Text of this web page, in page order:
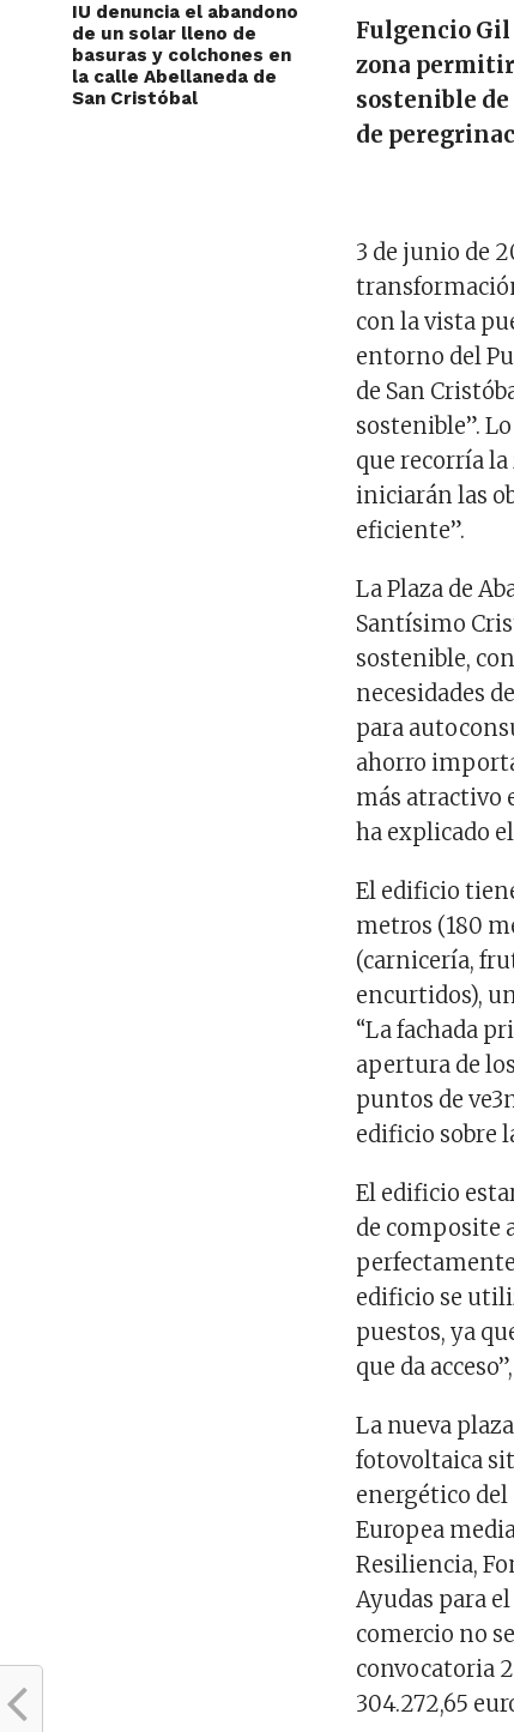
IU denuncia el abandono
de un solar lleno de
basuras y colchones en
la calle Abellaneda de
San Cristóbal
Fulgencio Gil
zona
sostenible
de
3 de junio de
con la vista
entorno del
de San
sostenible”.
que recorría
iniciarán las
eficiente”.
La Plaza de
Santísimo
sostenible,
necesidades
para
ahorro
más atractivo
ha explicado
El edificio
metros (180
(carnicería,
encurtidos),
“La fachada
apertura de
puntos de
edificio sobre
El edificio
de composite
edificio se
puestos, ya
que da
La nueva
fotovoltaica
energético
Europea
Resiliencia,
Ayudas para
comercio no
convocatoria
304.272,65